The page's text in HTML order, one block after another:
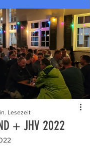
+ JHV 2022
Lesezeit